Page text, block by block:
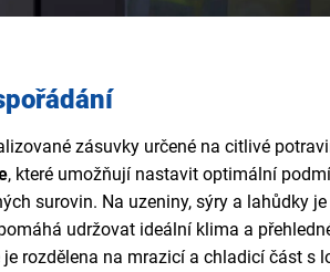
zásuvky určené na citlivé
, které umožňují nastavit optimální
surovin. Na uzeniny, sýry a lahůdky
udržovat ideální klima a
rozdělena na mrazicí a chladicí část s